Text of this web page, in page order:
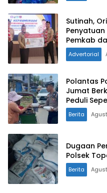
Sutinah,
Pemkab
Advertorial
Polantas
Jumat
Peduli
Berita
Dugaan
Polsek
Berita